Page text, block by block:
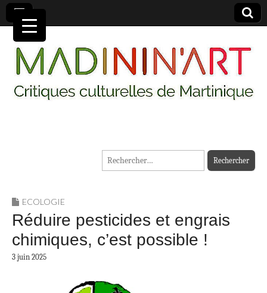
MADININ'ART
Rechercher :
ECOLOGIE
Réduire pesticides et engrais
chimiques, c’est possible !
3 juin 2025